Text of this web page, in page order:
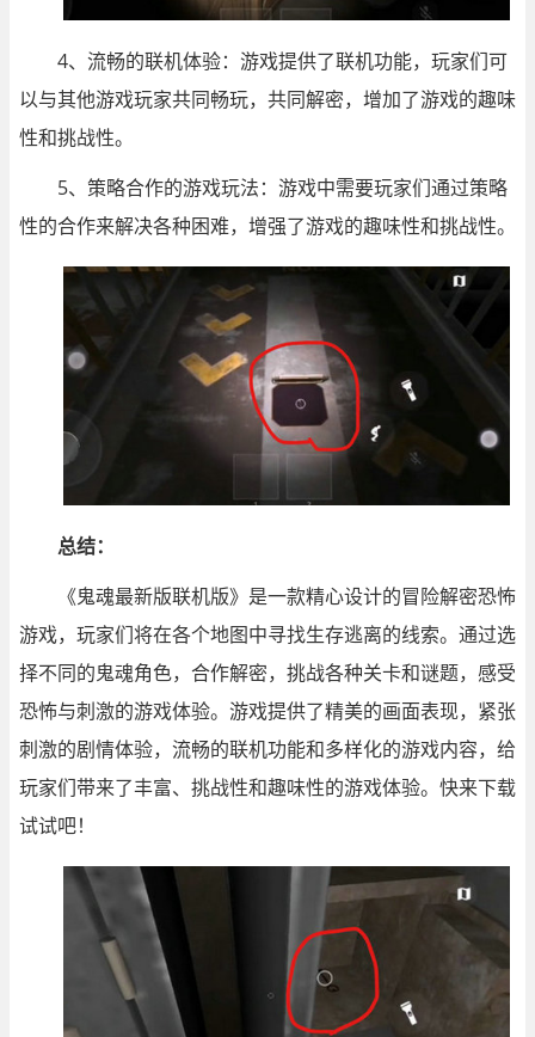
4、流畅的联机体验：游戏提供了联机功能，玩家们可
以与其他游戏玩家共同畅玩，共同解密，增加了游戏的趣味
性和挑战性。
5、策略合作的游戏玩法：游戏中需要玩家们通过策略
性的合作来解决各种困难，增强了游戏的趣味性和挑战性。
总结：
《鬼魂最新版联机版》是一款精心设计的冒险解密恐怖
游戏，玩家们将在各个地图中寻找生存逃离的线索。通过选
择不同的鬼魂角色，合作解密，挑战各种关卡和谜题，感受
恐怖与刺激的游戏体验。游戏提供了精美的画面表现，紧张
刺激的剧情体验，流畅的联机功能和多样化的游戏内容，给
玩家们带来了丰富、挑战性和趣味性的游戏体验。快来下载
试试吧！